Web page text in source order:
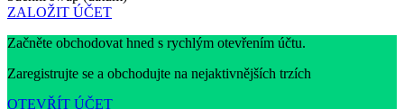
ZALOŽIT ÚČET
Začněte obchodovat hned s rychlým otevřením účtu.
Zaregistrujte se a obchodujte na nejaktivnějších trzích
OTEVŘÍT ÚČET